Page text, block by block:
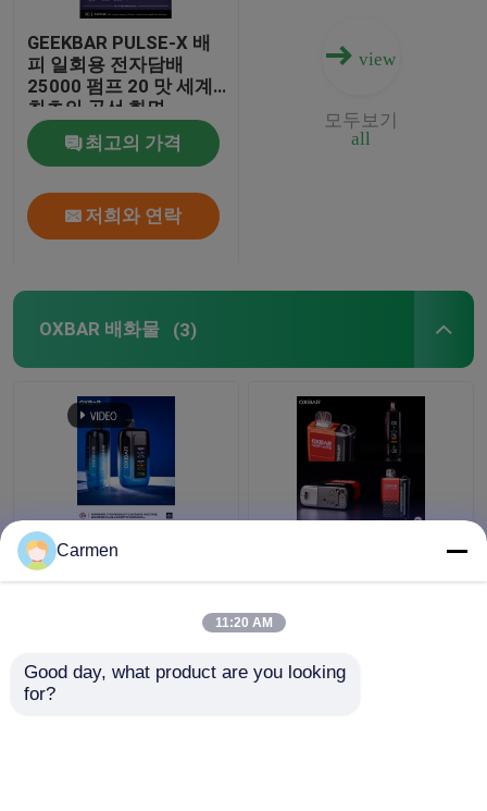
VAPORLAX 와이프
ENVA 와이프
OKK 베이프
GEEKBAR PULSE-X 배
피 일회용 전자담배
25000 펌프 20 맛 세계
최초의 곡선 화면
최고의 가격
저희와 연락
view
all
모두보기
OXBAR 배화물 (3)
옥스바르 아이스 NIC
35000 펌프 일회용 배포
OXBAR MAGIC MAZE2
맛 90*53*23mm 크기
Carmen
11:20 AM
Good day, what product are you looking
for?